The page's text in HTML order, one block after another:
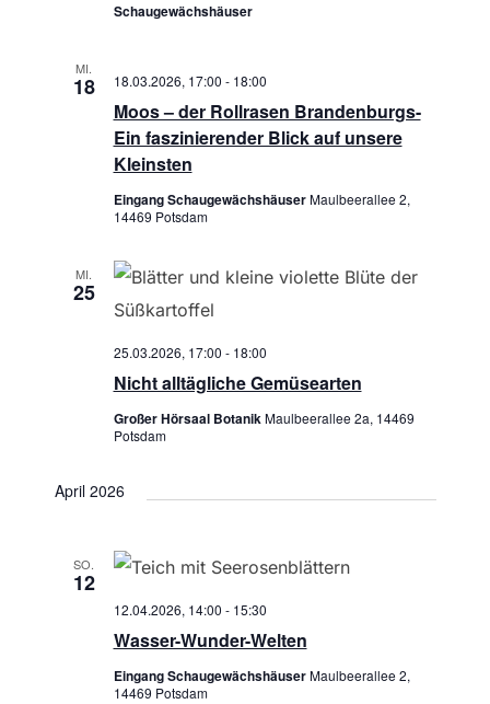
Schaugewächshäuser
MI.
18
Moos – der Rollrasen Brandenburgs-
Ein faszinierender Blick auf unsere
Kleinsten
18.03.2026, 17:00 - 18:00
Eingang SchaugewächshäuserMaulbeerallee 2,
14469 Potsdam
MI.
25
Nicht alltägliche Gemüsearten
25.03.2026, 17:00 - 18:00
Großer Hörsaal BotanikMaulbeerallee 2a, 14469
Potsdam
April 2026
SO.
12
Wasser-Wunder-Welten
12.04.2026, 14:00 - 15:30
Eingang SchaugewächshäuserMaulbeerallee 2,
14469 Potsdam